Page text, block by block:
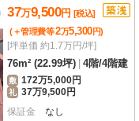
37万9,500円 [税込]
(＋管理費等2万5,300円)
[坪単価 約1.7万円/坪]
76m² (22.99坪) 4階/4階建
敷 172万5,000円
礼 37万9,500円
保証金
なし